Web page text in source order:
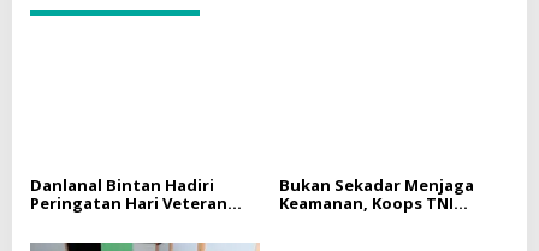
Danlanal Bintan Hadiri
Peringatan Hari Veteran
Tingkat Provinsi Kepulauan
Bukan Sekadar Menjaga
Keamanan, Koops TNI